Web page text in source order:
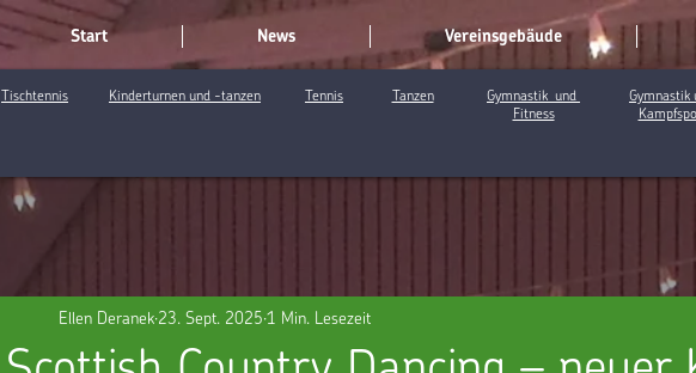
Start News Vereinsgebäude
Tischtennis Kinderturnen und -tanzen Tennis Tanzen
Gymnastik und
Fitness
Gymnastik
Ellen Deranek 23. Sept. 2025 1 Min. Lesezeit